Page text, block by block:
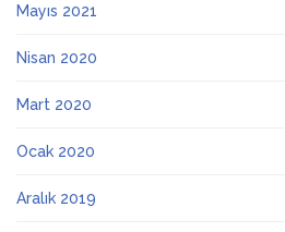
Mayıs 2021
Nisan 2020
Mart 2020
Ocak 2020
Aralık 2019